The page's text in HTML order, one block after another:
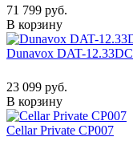
71 799 руб.
В корзину
Dunavox DAT-12.33DC
23 099 руб.
В корзину
Cellar Private CP007